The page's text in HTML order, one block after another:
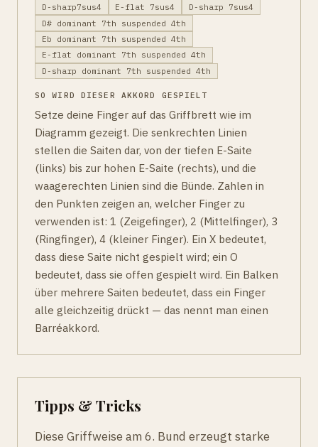
D-sharp7sus4
E-flat 7sus4
D-sharp 7sus4
D# dominant 7th suspended 4th
Eb dominant 7th suspended 4th
E-flat dominant 7th suspended 4th
D-sharp dominant 7th suspended 4th
SO WIRD DIESER AKKORD GESPIELT
Setze deine Finger auf das Griffbrett wie im
Diagramm gezeigt. Die senkrechten Linien
stellen die Saiten dar, von der tiefen E-Saite
(links) bis zur hohen E-Saite (rechts), und die
waagerechten Linien sind die Bünde. Zahlen in
den Punkten zeigen an, welcher Finger zu
verwenden ist: 1 (Zeigefinger), 2 (Mittelfinger), 3
(Ringfinger), 4 (kleiner Finger). Ein X bedeutet,
dass diese Saite nicht gespielt wird; ein O
bedeutet, dass sie offen gespielt wird. Ein Balken
über mehrere Saiten bedeutet, dass ein Finger
alle gleichzeitig drückt — das nennt man einen
Barréakkord.
Tipps & Tricks
Diese Griffweise am 6. Bund erzeugt starke